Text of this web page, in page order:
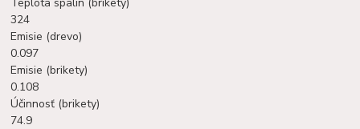
324
Emisie (drevo)
0.097
Emisie (brikety)
0.108
Účinnosť (brikety)
74.9